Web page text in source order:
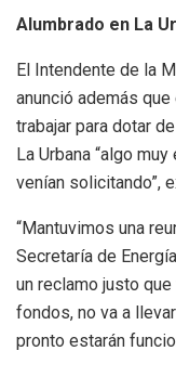
Alumbrado en La
El Intendente de la
anunció además
trabajar para dotar
La Urbana “algo
venían solicitando”,
“Mantuvimos una
Secretaría de
un reclamo justo
fondos, no va a
pronto estarán